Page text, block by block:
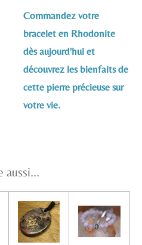
Commandez votre
bracelet en Rhodonite
dès aujourd'hui et
découvrez les bienfaits de
cette pierre précieuse sur
votre vie.
aussi...